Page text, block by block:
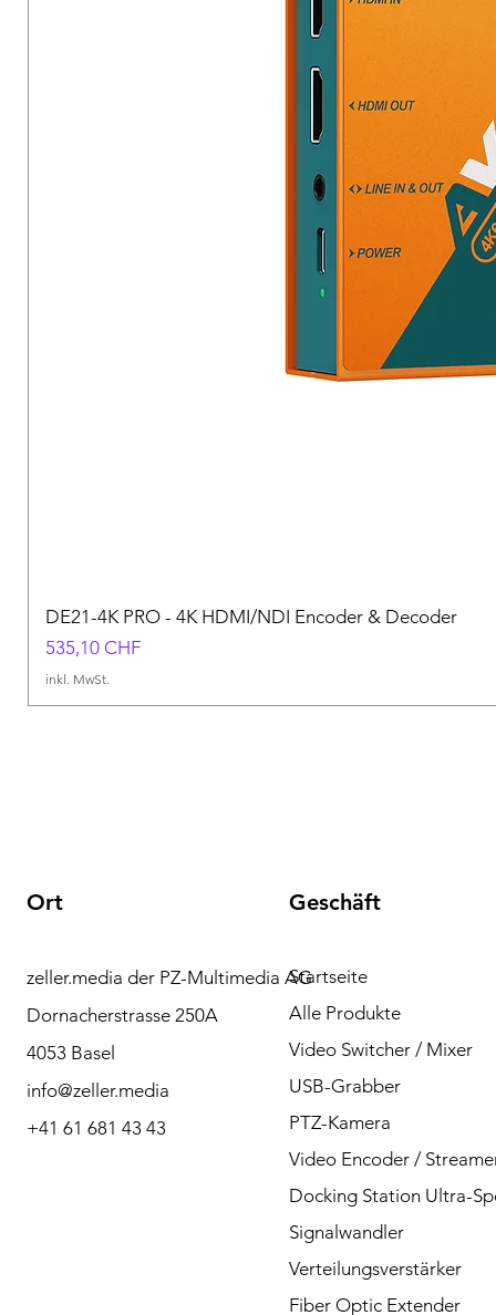
DE21-4K PRO - 4K HDMI/NDI Encoder & Decoder
Preis
535,10 CHF
inkl. MwSt.
Brauchen Sie Hilfe?
Bitte kontaktieren Sie
uns bei Fragen per
Telefon oder Mail.
Ort
zeller.media der PZ-Multimedia AG
Dornacherstrasse 250A
4053 Basel
info@zeller.media
+41 61 681 43 43
Geschäft
Startseite
Alle Produkte
Video Switcher / Mixer
USB-Grabber
PTZ-Kamera
Video Encoder /
Docking Station Ultra-
Signalwandler
Verteilungsverstärker
Fiber Optic Extender